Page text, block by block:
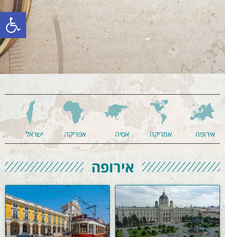
פתח
אירופה אמריקה אסיה אפריקה ישראל
אירופה